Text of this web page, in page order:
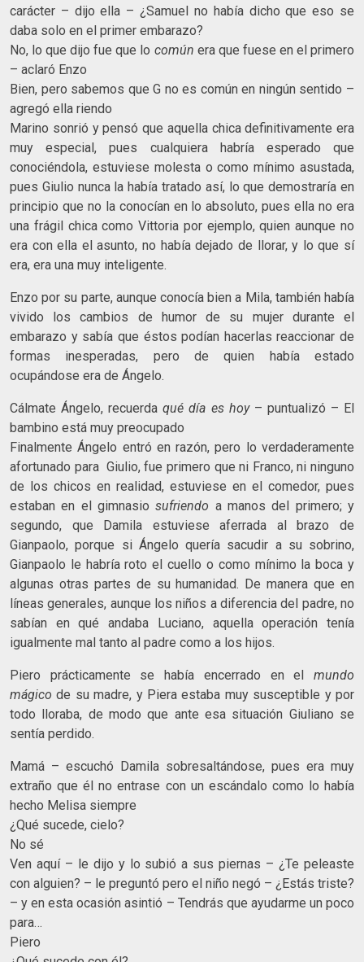
carácter – dijo ella – ¿Samuel no había dicho que eso se
daba solo en el primer embarazo?
No, lo que dijo fue que lo común era que fuese en el primero
– aclaró Enzo
Bien, pero sabemos que G no es común en ningún sentido –
agregó ella riendo
Marino sonrió y pensó que aquella chica definitivamente era
muy especial, pues cualquiera habría esperado que
conociéndola, estuviese molesta o como mínimo asustada,
pues Giulio nunca la había tratado así, lo que demostraría en
principio que no la conocían en lo absoluto, pues ella no era
una frágil chica como Vittoria por ejemplo, quien aunque no
era con ella el asunto, no había dejado de llorar, y lo que sí
era, era una muy inteligente.
Enzo por su parte, aunque conocía bien a Mila, también había
vivido los cambios de humor de su mujer durante el
embarazo y sabía que éstos podían hacerlas reaccionar de
formas inesperadas, pero de quien había estado
ocupándose era de Ángelo.
Cálmate Ángelo, recuerdaqué día es hoy– puntualizó – El
bambino está muy preocupado
Finalmente Ángelo entró en razón, pero lo verdaderamente
afortunado para Giulio, fue primero que ni Franco, ni ninguno
de los chicos en realidad, estuviese en el comedor, pues
estaban en el gimnasiosufriendo a manos del primero; y
segundo, que Damila estuviese aferrada al brazo de
Gianpaolo, porque si Ángelo quería sacudir a su sobrino,
Gianpaolo le habría roto el cuello o como mínimo la boca y
algunas otras partes de su humanidad. De manera que en
líneas generales, aunque los niños a diferencia del padre, no
sabían en qué andaba Luciano, aquella operación tenía
igualmente mal tanto al padre como a los hijos.
Piero prácticamente se había encerrado en el mundo
mágico de su madre, y Piera estaba muy susceptible y por
todo lloraba, de modo que ante esa situación Giuliano se
sentía perdido.
Mamá – escuchó Damila sobresaltándose, pues era muy
extraño que él no entrase con un escándalo como lo había
hecho Melisa siempre
¿Qué sucede, cielo?
No sé
Ven aquí – le dijo y lo subió a sus piernas – ¿Te peleaste
con alguien? – le preguntó pero el niño negó – ¿Estás triste?
– y en esta ocasión asintió – Tendrás que ayudarme un poco
para…
Piero